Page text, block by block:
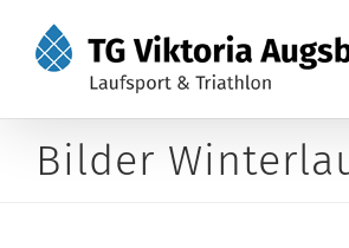
Inhalt
springen
Bilder